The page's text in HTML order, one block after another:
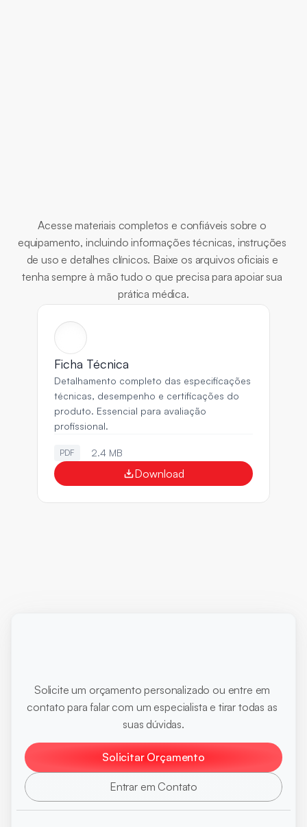
Acesse materiais completos e confiáveis sobre o
equipamento, incluindo informações técnicas, instruções
de uso e detalhes clínicos. Baixe os arquivos oficiais e
tenha sempre à mão tudo o que precisa para apoiar sua
prática médica.
Ficha Técnica
Detalhamento completo das especificações
técnicas, desempenho e certificações do
produto. Essencial para avaliação
profissional.
PDF 2.4 MB
Download
Solicite um orçamento personalizado ou entre em
contato para falar com um especialista e tirar todas as
suas dúvidas.
Solicitar Orçamento
Entrar em Contato